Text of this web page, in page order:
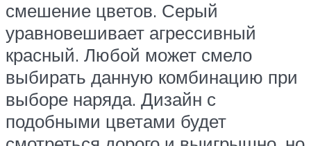
смешение цветов. Серый
уравновешивает агрессивный
красный. Любой может смело
выбирать данную комбинацию при
выборе наряда. Дизайн с
подобными цветами будет